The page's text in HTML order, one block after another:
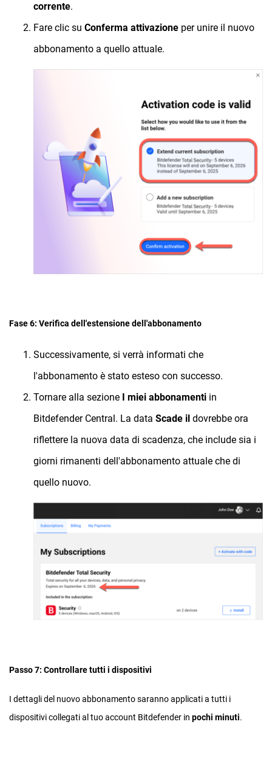
corrente.
Fare clic su Conferma attivazione per unire il nuovo
abbonamento a quello attuale.
Fase 6: Verifica dell'estensione dell'abbonamento
Successivamente, si verrà informati che
l'abbonamento è stato esteso con successo.
Tornare alla sezione I miei abbonamenti in
Bitdefender Central. La data Scade il dovrebbe ora
riflettere la nuova data di scadenza, che include sia i
giorni rimanenti dell'abbonamento attuale che di
quello nuovo.
Passo 7: Controllare tutti i dispositivi
I dettagli del nuovo abbonamento saranno applicati a tutti i
dispositivi collegati al tuo account Bitdefender in pochi minuti.